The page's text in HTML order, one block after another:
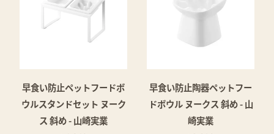
早食い防止ペットフードボ
ウルスタンドセット ヌーク
ス 斜め - 山崎実業
早食い防止陶器ペットフー
ドボウル ヌークス 斜め - 山
崎実業